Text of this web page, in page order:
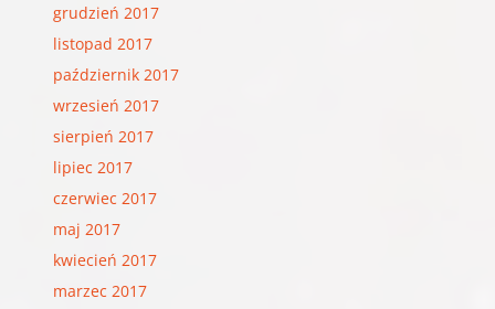
grudzień 2017
listopad 2017
październik 2017
wrzesień 2017
sierpień 2017
lipiec 2017
czerwiec 2017
maj 2017
kwiecień 2017
marzec 2017